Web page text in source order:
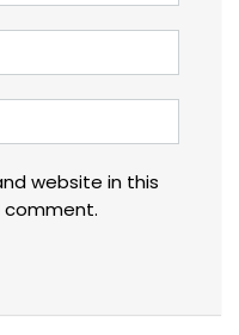
website in this
comment.